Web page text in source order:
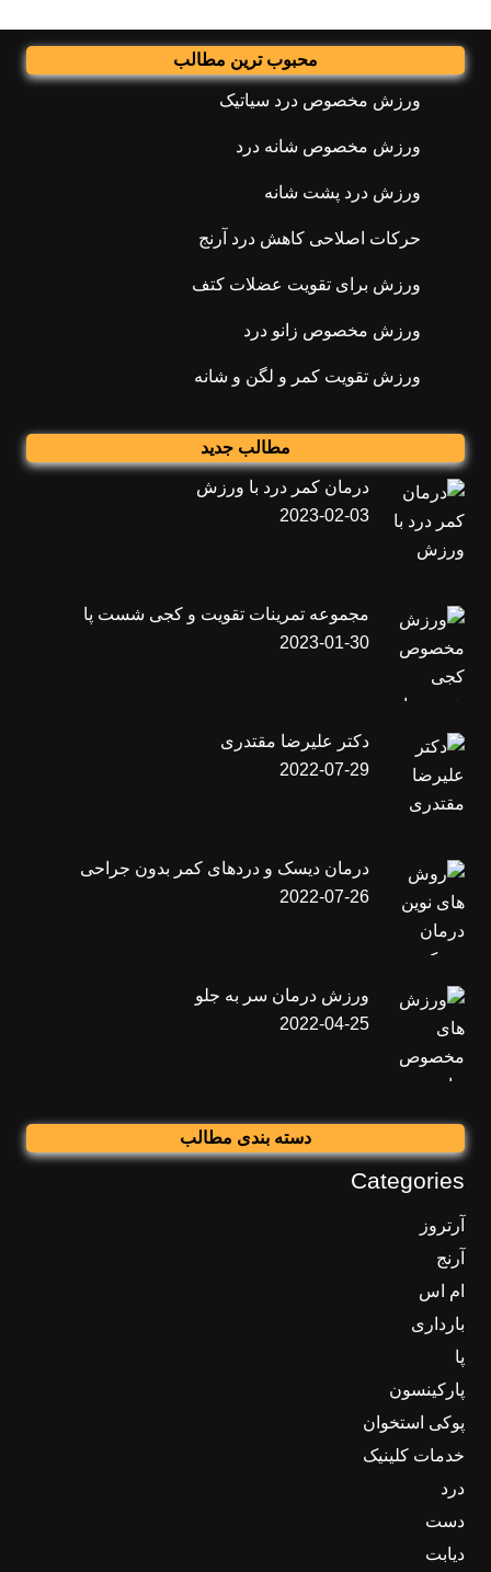
محبوب ترین مطالب
ورزش مخصوص درد سیاتیک
ورزش مخصوص شانه درد
ورزش درد پشت شانه
حرکات اصلاحی کاهش درد آرنج
ورزش برای تقویت عضلات کتف
ورزش مخصوص زانو درد
ورزش تقویت کمر و لگن و شانه
مطالب جدید
درمان کمر درد با ورزش
2023-02-03
مجموعه تمرینات تقویت و کجی شست پا
2023-01-30
دکتر علیرضا مقتدری
2022-07-29
درمان دیسک و دردهای کمر بدون جراحی
2022-07-26
ورزش درمان سر به جلو
2022-04-25
دسته بندی مطالب
Categories
آرتروز
آرنج
ام اس
بارداری
پا
پارکینسون
پوکی استخوان
خدمات کلینیک
درد
دست
دیابت